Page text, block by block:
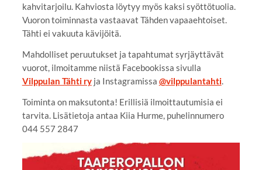
kahvitarjoilu. Kahviosta löytyy myös kaksi syöttötuolia.
Vuoron toiminnasta vastaavat Tähden vapaaehtoiset.
Tähti ei vakuuta kävijöitä.
Mahdolliset peruutukset ja tapahtumat syrjäyttävät
vuorot, ilmoitamme niistä Facebookissa sivulla
Vilppulan Tähti ryja Instagramissa @vilppulantahti.
Toiminta on maksutonta! Erillisiä ilmoittautumisia ei
tarvita. Lisätietoja antaa Kiia Hurme, puhelinnumero
044 557 2847